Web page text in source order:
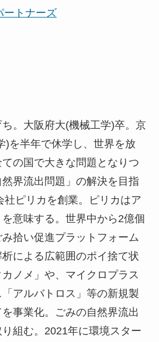
ートナーズ
。大阪府大(機械工学)卒。京
)を半年で休学し、世界を放
の国で大きな問題となりつ
界流出問題」の解決を目指
社ピリカを創業。ピリカはア
意味する。世界中から2億個
拾い促進プラットフォーム
析による広範囲のポイ捨て状
ノメ」や、マイクロプラス
アルバトロス」等の新規製
事業化。ごみの自然界流出
組む。2021年に環境スター